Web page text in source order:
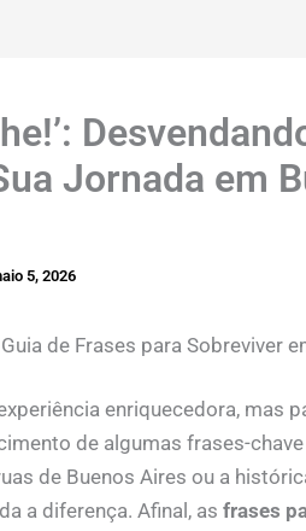
Jornada em
5, 2026
de Frases para Sobreviver
enriquecedora, mas
de algumas frases-
de Buenos Aires ou a
a diferença. Afinal, as frases